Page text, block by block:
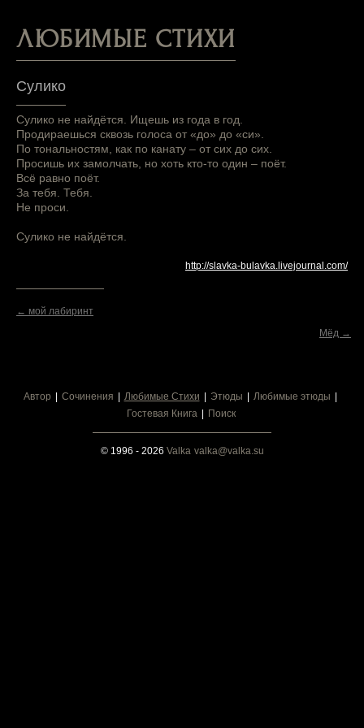
ЛЮБИМЫЕ СТИХИ
Сулико
Сулико не найдётся. Ищешь из года в год.
Продираешься сквозь голоса от «до» до «си».
По тональностям, как по канату – от сих до сих.
Просишь их замолчать, но хоть кто-то один – поёт.
Всё равно поёт.
За тебя. Тебя.
Не проси.
Сулико не найдётся.
http://slavka-bulavka.livejournal.com/
← мой лабиринт
Мёд →
Автор Сочинения Любимые Стихи Этюды
Любимые этюды
Гостевая Книга
Поиск
© 1996 - 2026 Valka valka@valka.su